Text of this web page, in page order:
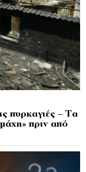
πυρκαγιές – Τα
πριν από